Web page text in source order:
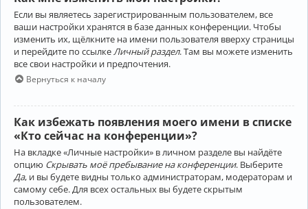
Если вы являетесь зарегистрированным пользователем, все
ваши настройки хранятся в базе данных конференции. Чтобы
изменить их, щёлкните на имени пользователя вверху страницы
и перейдите по ссылке Личный раздел. Там вы можете изменить
все свои настройки и предпочтения.
Вернуться к началу
Как избежать появления моего имени в списке
«Кто сейчас на конференции»?
На вкладке «Личные настройки» в личном разделе вы найдёте
опцию Скрывать моё пребывание на конференции. Выберите
Да, и вы будете видны только администраторам, модераторам и
самому себе. Для всех остальных вы будете скрытым
пользователем.